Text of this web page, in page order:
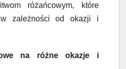
różańcowym, które
w zależności od okazji i
na różne okazje i